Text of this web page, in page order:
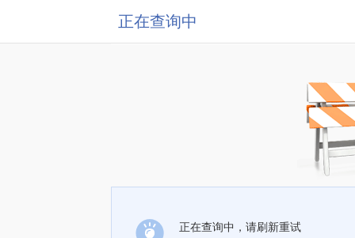
正在查询中
正在查询中，请刷新重试